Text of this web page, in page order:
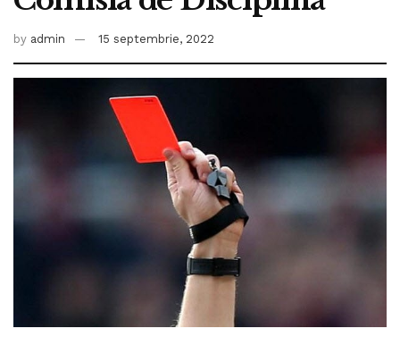
by admin 15 septembrie, 2022